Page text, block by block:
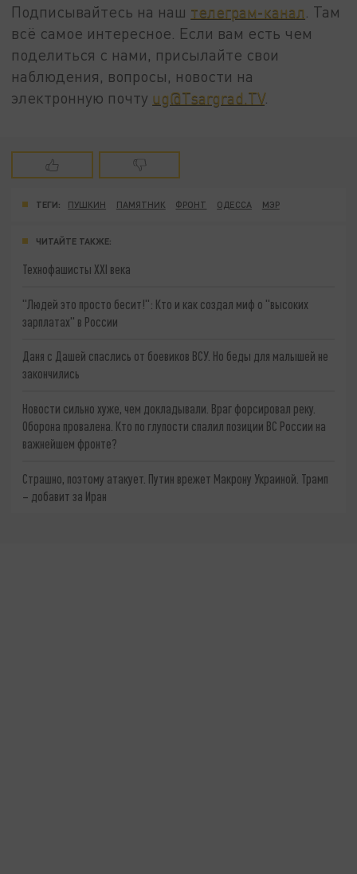
Подписывайтесь на наш телеграм-канал . Там
всё самое интересное. Если вам есть чем
поделиться с нами, присылайте свои
наблюдения, вопросы, новости на
электронную почту ug@Tsargrad.TV.
ТЕГИ: ПУШКИН ПАМЯТНИК ФРОНТ ОДЕССА МЭР
ЧИТАЙТЕ ТАКЖЕ:
Технофашисты XXI века
"Людей это просто бесит!": Кто и как создал миф о "высоких
зарплатах" в России
Даня с Дашей спаслись от боевиков ВСУ. Но беды для малышей не
закончились
Новости сильно хуже, чем докладывали. Враг форсировал реку.
Оборона провалена. Кто по глупости спалил позиции ВС России на
важнейшем фронте?
Страшно, поэтому атакует. Путин врежет Макрону Украиной. Трамп
– добавит за Иран